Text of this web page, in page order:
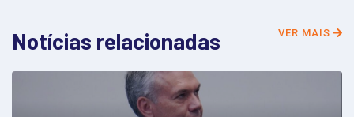
Notícias relacionadas VER MAIS